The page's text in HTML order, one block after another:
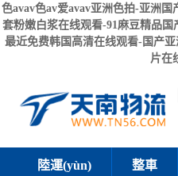
色avav色av爱avav亚洲色拍-亚洲
套粉嫩白浆在线观看-91麻豆精品
最近免费韩国高清在线观看-国产
片在
陸運(yùn) 整車